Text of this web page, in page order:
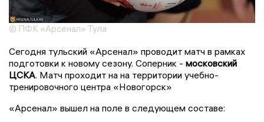
© ПФК «Арсенал» Тула
Сегодня тульский «Арсенал» проводит матч в рамках
подготовки к новому сезону. Соперник - московский
ЦСКА. Матч проходит на на территории учебно-
тренировочного центра «Новогорск»
«Арсенал» вышел на поле в следующем составе: